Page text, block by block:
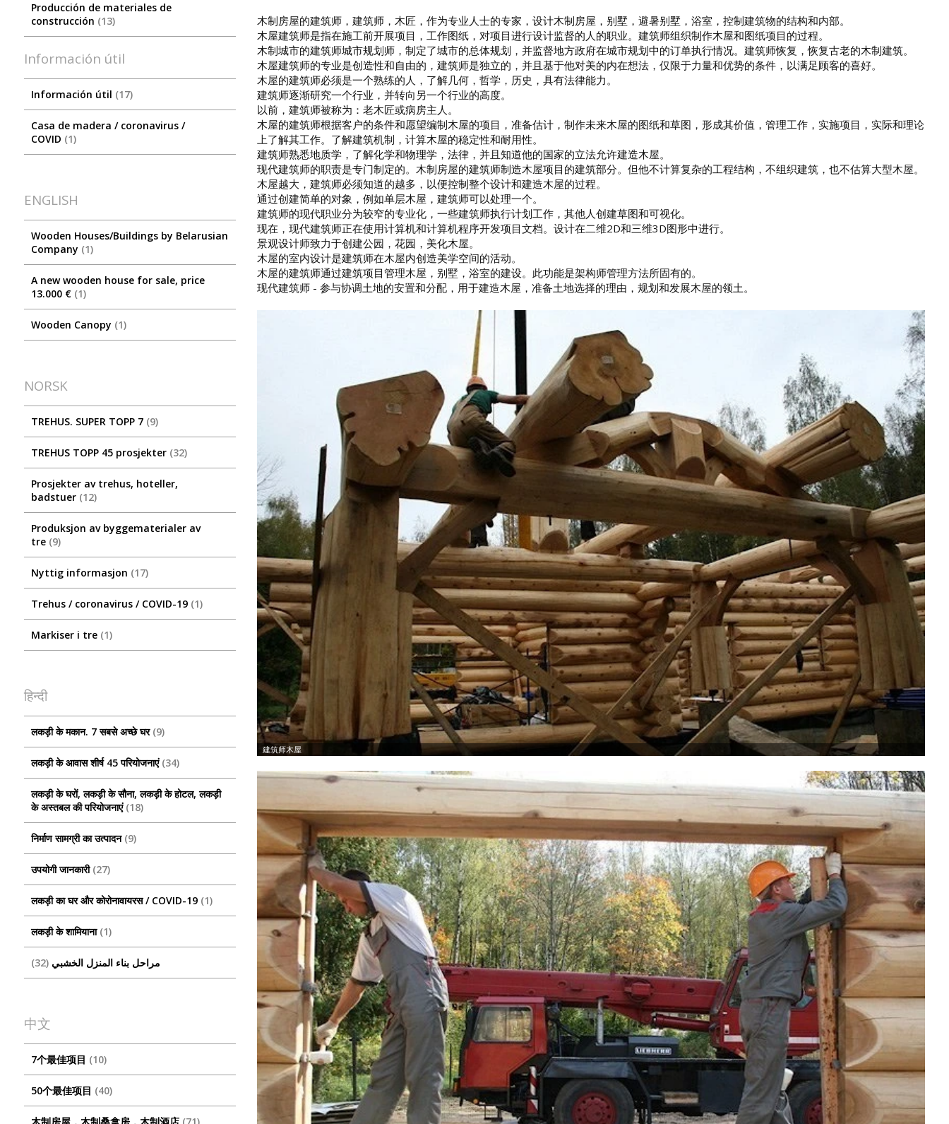
Producción de materiales de
construcción 13
Información útil
Información útil 17
Сasa de madera / coronavirus /
COVID 1
ENGLISH
Wooden Houses/Buildings by Belarusian
Company 1
A new wooden house for sale, price
13.000 € 1
Wooden Canopy 1
NORSK
TREHUS. SUPER TOPP 7 9
TREHUS TOPP 45 prosjekter 32
Prosjekter av trehus, hoteller,
badstuer 12
Produksjon av byggematerialer av
tre 9
Nyttig informasjon 17
Trehus / coronavirus / COVID-19 1
Markiser i tre 1
हिन्दी
लकड़ी के मकान. 7 सबसे अच्छे घर 9
लकड़ी के आवास शीर्ष 45 परियोजनाएं 34
लकड़ी के घरों, लकड़ी के सौना, लकड़ी के होटल, लकड़ी
के अस्तबल की परियोजनाएं 18
निर्माण सामग्री का उत्पादन 9
उपयोगी जानकारी 27
लकड़ी का घर और कोरोनावायरस / COVID-19 1
लकड़ी के शामियाना 1
مراحل بناء المنزل الخشبي 32
中文
7个最佳项目 10
50个最佳项目 40
木制房屋的建筑师，建筑师，木匠，作为专业人士的专家，设计木制房屋，别墅，避暑别墅，浴室，控制建筑物的结构和内部。
木屋建筑师是指在施工前开展项目，工作图纸，对项目进行设计监督的人的职业。建筑师组织制作木屋和图纸项目的过程。
木制城市的建筑师城市规划师，制定了城市的总体规划，并监督地方政府在城市规划中的订单执行情况。建筑师恢复，恢复古老的木制建筑。
木屋建筑师的专业是创造性和自由的，建筑师是独立的，并且基于他对美的内在想法，仅限于力量和优势的条件，以满足顾客的喜好。
木屋的建筑师必须是一个熟练的人，了解几何，哲学，历史，具有法律能力。
建筑师逐渐研究一个行业，并转向另一个行业的高度。
以前，建筑师被称为：老木匠或病房主人。
木屋的建筑师根据客户的条件和愿望编制木屋的项目，准备估计，制作未来木屋的图纸和草图，形成其价值，管理工作，实施项目，实际和理论
上了解其工作。了解建筑机制，计算木屋的稳定性和耐用性。
建筑师熟悉地质学，了解化学和物理学，法律，并且知道他的国家的立法允许建造木屋。
现代建筑师的职责是专门制定的。木制房屋的建筑师制造木屋项目的建筑部分。但他不计算复杂的工程结构，不组织建筑，也不估算大型木屋。
木屋越大，建筑师必须知道的越多，以便控制整个设计和建造木屋的过程。
通过创建简单的对象，例如单层木屋，建筑师可以处理一个。
建筑师的现代职业分为较窄的专业化，一些建筑师执行计划工作，其他人创建草图和可视化。
现在，现代建筑师正在使用计算机和计算机程序开发项目文档。设计在二维2D和三维3D图形中进行。
景观设计师致力于创建公园，花园，美化木屋。
木屋的室内设计是建筑师在木屋内创造美学空间的活动。
木屋的建筑师通过建筑项目管理木屋，别墅，浴室的建设。此功能是架构师管理方法所固有的。
现代建筑师 - 参与协调土地的安置和分配，用于建造木屋，准备土地选择的理由，规划和发展木屋的领土。